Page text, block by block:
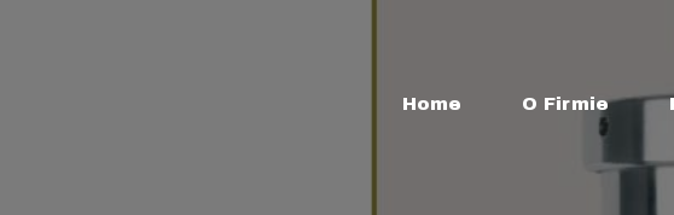
Home O Firmie